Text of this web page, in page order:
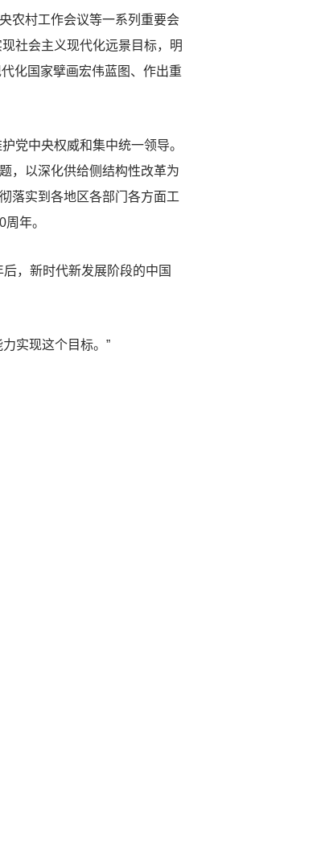
农村工作会议等一系列重要会
社会主义现代化远景目标，明
化国家擘画宏伟蓝图、作出重
中央权威和集中统一领导。
，以深化供给侧结构性改革为
落实到各地区各部门各方面工
年。
，新时代新发展阶段的中国
实现这个目标。”